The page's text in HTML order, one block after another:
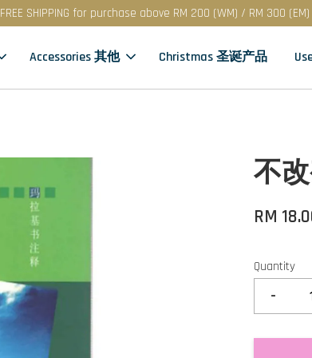
FREE SHIPPING for purchase above RM 200 (WM) / RM 300 (EM)
Accessories 其他 Christmas 圣诞产品
不
RM
Quantity
-